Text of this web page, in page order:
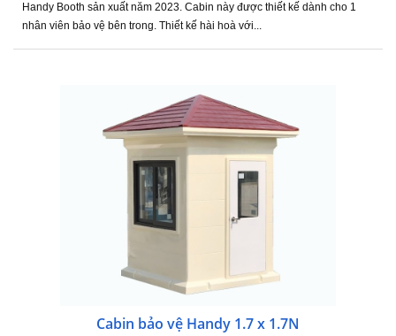
Handy Booth sản xuất năm 2023. Cabin này được thiết kế dành cho 1
nhân viên bảo vệ bên trong. Thiết kế hài hoà với...
Cabin bảo vệ Handy 1.7 x 1.7N